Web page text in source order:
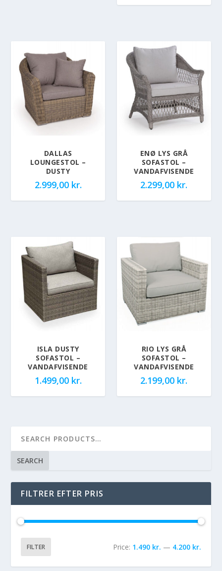
DALLAS
LOUNGESTOL –
DUSTY
2.999,00 kr.
ENØ LYS GRÅ
SOFASTOL –
VANDAFVISENDE
2.299,00 kr.
ISLA DUSTY
SOFASTOL –
VANDAFVISENDE
1.499,00 kr.
RIO LYS GRÅ
SOFASTOL –
VANDAFVISENDE
2.199,00 kr.
SEARCH
FILTRER EFTER PRIS
FILTER Price: 1.490 kr. — 4.200 kr.